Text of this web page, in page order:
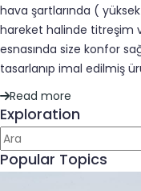
hava şartlarında ( yüksek
hareket halinde titreşim
esnasında size konfor
tasarlanıp imal edilmiş
Read more
Exploration
Popular Topics